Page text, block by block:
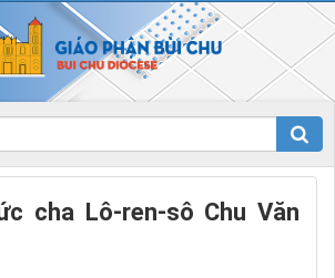
cha Lô-ren-sô Chu Văn